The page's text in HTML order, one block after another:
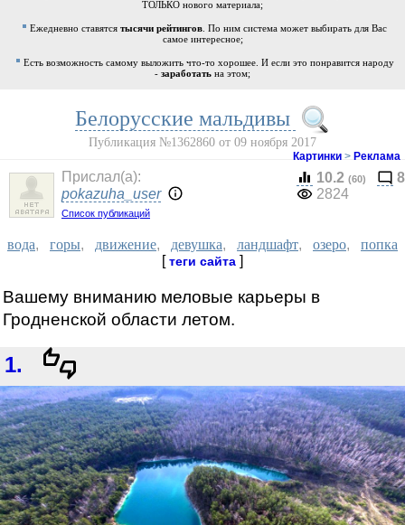
ТОЛЬКО нового материала;
Ежедневно ставятся тысячи рейтингов . По ним система может выбирать для Вас
самое интересное;
Есть возможность самому выложить что-то хорошее. И если это понравится народу
- заработать на этом;
Белорусские мальдивы
Публикация №1362860 от 09 ноября 2017
Картинки > Реклама
Прислал(a):
pokazuha_user
Список публикаций
10.2 (60)
8
2824
вода, горы, движение, девушка, ландшафт, озеро, попка
[теги сайта ]
Вашему вниманию меловые карьеры в
Гродненской области летом.
1.